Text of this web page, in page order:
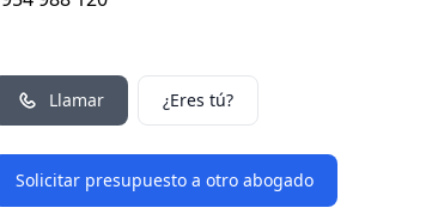
Llamar ¿Eres tú?
Solicitar presupuesto a otro abogado